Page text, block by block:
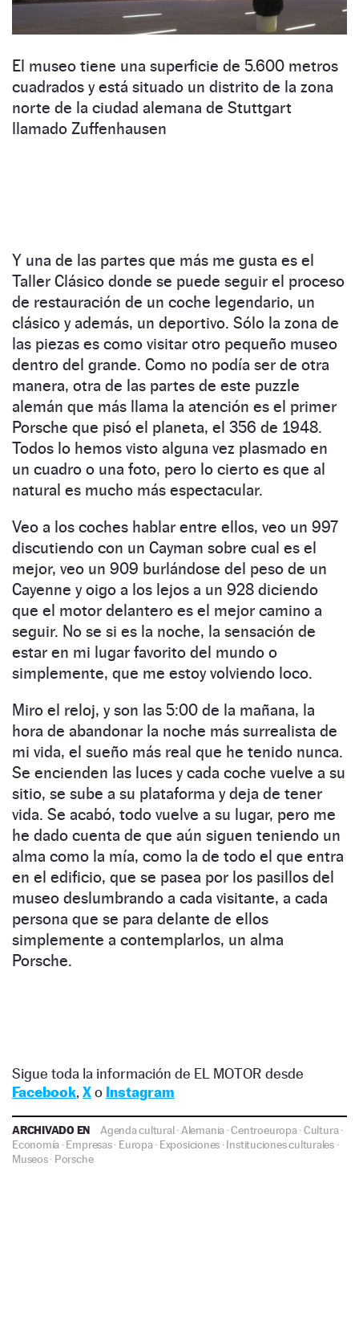
El museo tiene una superficie de 5.600 metros
cuadrados y está situado un distrito de la zona
norte de la ciudad alemana de Stuttgart
llamado Zuffenhausen
Y una de las partes que más me gusta es el
Taller Clásico donde se puede seguir el proceso
de restauración de un coche legendario, un
clásico y además, un deportivo. Sólo la zona de
las piezas es como visitar otro pequeño museo
dentro del grande. Como no podía ser de otra
manera, otra de las partes de este puzzle
alemán que más llama la atención es el primer
Porsche que pisó el planeta, el 356 de 1948.
Todos lo hemos visto alguna vez plasmado en
un cuadro o una foto, pero lo cierto es que al
natural es mucho más espectacular.
Veo a los coches hablar entre ellos, veo un 997
discutiendo con un Cayman sobre cual es el
mejor, veo un 909 burlándose del peso de un
Cayenne y oigo a los lejos a un 928 diciendo
que el motor delantero es el mejor camino a
seguir. No se si es la noche, la sensación de
estar en mi lugar favorito del mundo o
simplemente, que me estoy volviendo loco.
Miro el reloj, y son las 5:00 de la mañana, la
hora de abandonar la noche más surrealista de
mi vida, el sueño más real que he tenido nunca.
Se encienden las luces y cada coche vuelve a su
sitio, se sube a su plataforma y deja de tener
vida. Se acabó, todo vuelve a su lugar, pero me
he dado cuenta de que aún siguen teniendo un
alma como la mía, como la de todo el que entra
en el edificio, que se pasea por los pasillos del
museo deslumbrando a cada visitante, a cada
persona que se para delante de ellos
simplemente a contemplarlos, un alma
Porsche.
Sigue toda la información de EL MOTOR desde
Facebook, Xo Instagram
ARCHIVADO EN Agenda cultural· Alemania ·Centroeuropa·Cultura·
Economía ·Empresas· Europa· Exposiciones ·Instituciones culturales·
Museos· Porsche